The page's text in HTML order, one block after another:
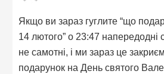
Якщо ви зараз гуглите “що
14 лютого” о 23:47 напередодні
не самотні, і ми зараз це
подарунок на День святого